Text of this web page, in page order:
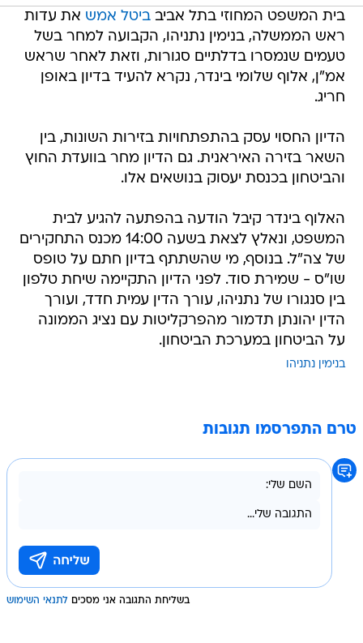
בית המשפט המחוזי בתל אביבביטל אמש את עדות
ראש הממשלה, בנימין נתניהו, הקבועה למחר בשל
טעמים שנמסרו בדלתיים סגורות, וזאת לאחר שראש
אמ"ן, אלוף שלומי בינדר, נקרא להעיד בדיון באופן
חריג.
הדיון החסוי עסק בהתפתחויות בזירות השונות, בין
השאר בזירה האיראנית. גם הדיון מחר בוועדת החוץ
והביטחון בכנסת יעסוק בנושאים אלו.
האלוף בינדר קיבל הודעה בהפתעה להגיע לבית
המשפט, ונאלץ לצאת בשעה 14:00 מכנס התחקירים
של צה"ל. בנוסף, מי שהשתתף בדיון חתם על טופס
שו"ס - שמירת סוד. לפני הדיון התקיימה שיחת טלפון
בין סנגורו של נתניהו, עורך הדין עמית חדד, ועורך
הדין יהונתן תדמור מהפרקליטות עם נציג הממונה
על הביטחון במערכת הביטחון.
בנימין נתניהו
טרם התפרסמו תגובות
בשליחת התגובה אני מסכים לתנאי השימוש